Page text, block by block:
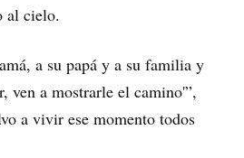
al cielo.
a su papá y a su familia y
ven a mostrarle el camino'”,
a vivir ese momento todos